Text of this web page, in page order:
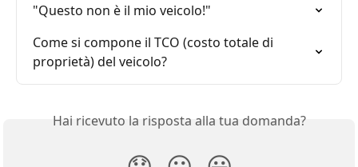
"Questo non è il mio veicolo!"
Come si compone il TCO (costo totale di
proprietà) del veicolo?
Hai ricevuto la risposta alla tua domanda?